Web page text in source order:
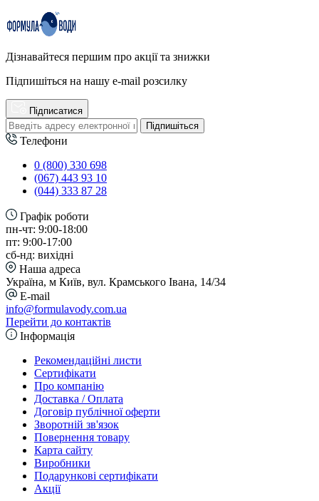
Дізнавайтеся першим про акції та знижки
Підпишіться на нашу e-mail розсилку
Підписатися
Підпишіться
Телефони
0 (800) 330 698
(067) 443 93 10
(044) 333 87 28
Графік роботи
пн-чт: 9:00-18:00
пт: 9:00-17:00
сб-нд: вихідні
Наша адреса
Україна, м Київ, вул. Крамського Івана, 14/34
E-mail
info@formulavody.com.ua
Перейти до контактів
Інформація
Рекомендаційні листи
Сертифікати
Про компанію
Доставка / Оплата
Договір публічної оферти
Зворотній зв'язок
Повернення товару
Карта сайту
Виробники
Подарункові сертифікати
Акції